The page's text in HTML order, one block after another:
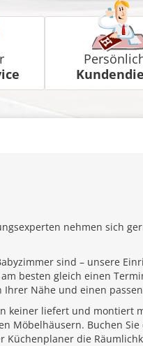
nehmen sich
sind – unsere
besten gleich einen
Nähe und einen
keiner liefert und montiert
Möbelhäusern. Buchen
die